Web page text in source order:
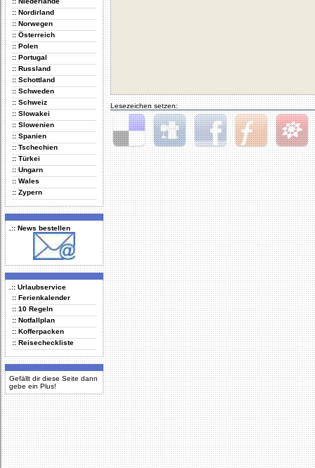
:: Nordirland
:: Norwegen
:: Österreich
:: Polen
:: Portugal
:: Russland
:: Schottland
:: Schweden
:: Schweiz
:: Slowakei
:: Slowenien
:: Spanien
:: Tschechien
:: Türkei
:: Ungarn
:: Wales
:: Zypern
.:: News bestellen
.:: Urlaubservice
:: Ferienkalender
:: 10 Regeln
:: Notfallplan
:: Kofferpacken
:: Reisecheckliste
Gefällt dir diese Seite dann
gebe ein Plus!
Lesezeichen setzen:
Delicious Digg Facebook Furl StudiVZ